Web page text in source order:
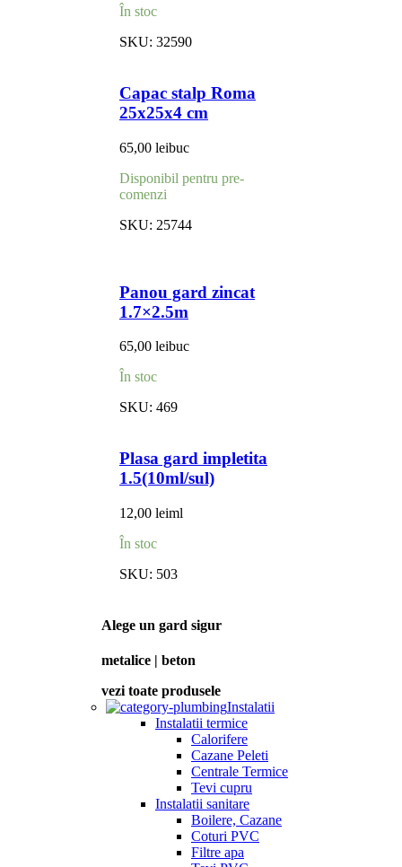
În stoc
SKU: 32590
Capac stalp Roma
25x25x4 cm
65,00 leibuc
Disponibil pentru pre-
comenzi
SKU: 25744
Panou gard zincat
1.7×2.5m
65,00 leibuc
În stoc
SKU: 469
Plasa gard impletita
1.5(10ml/sul)
12,00 leiml
În stoc
SKU: 503
Alege un gard sigur
metalice | beton
vezi toate produsele
Instalatii
Instalatii termice
Calorifere
Cazane Peleti
Centrale Termice
Tevi cupru
Instalatii sanitare
Boilere, Cazane
Coturi PVC
Filtre apa